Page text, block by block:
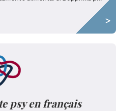
>
psy en français